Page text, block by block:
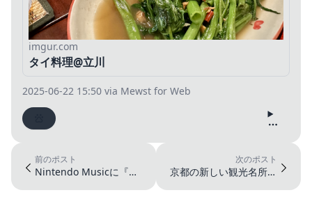
imgur.com
タイ料理@立川
2025-06-22 15:50 via Mewst for Web
前のポスト
Nintendo Musicに『世
次のポスト
京都の新しい観光名所で